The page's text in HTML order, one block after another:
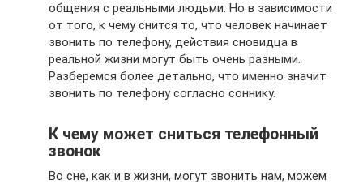
общения с реальными людьми. Но в зависимости
от того, к чему снится то, что человек начинает
звонить по телефону, действия сновидца в
реальной жизни могут быть очень разными.
Разберемся более детально, что именно значит
звонить по телефону согласно соннику.
К чему может сниться телефонный
звонок
Во сне, как и в жизни, могут звонить нам, можем